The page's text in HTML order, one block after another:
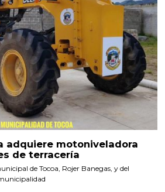
adquiere motoniveladora
de terracería
de Tocoa, Rojer Banegas, y del